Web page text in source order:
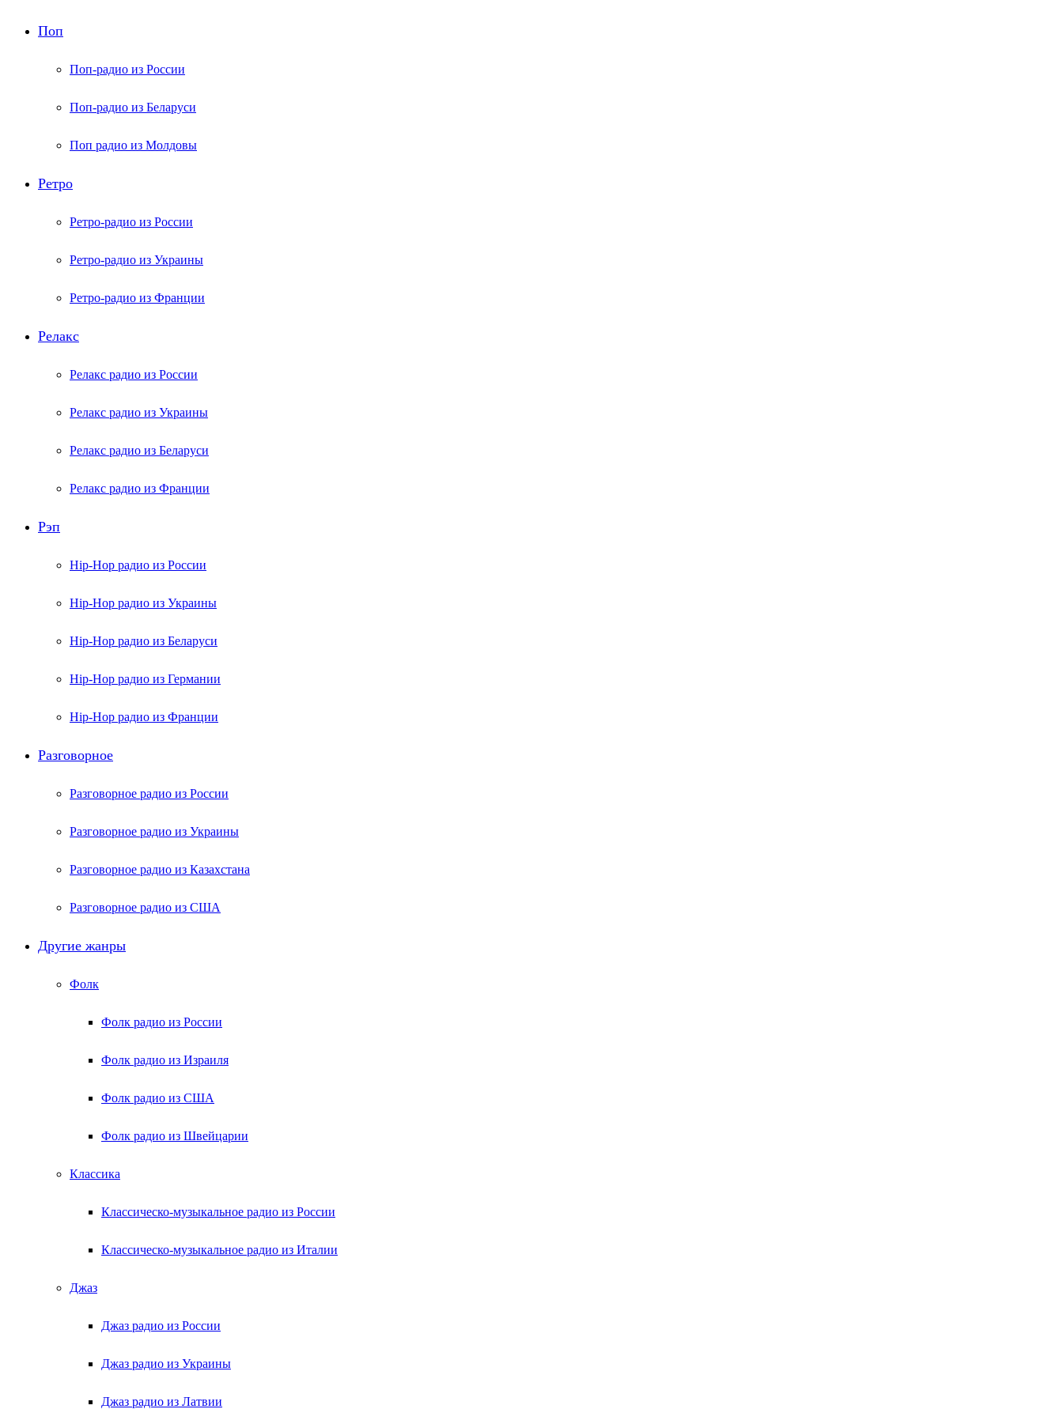
Поп
Поп-радио из России
Поп-радио из Беларуси
Поп радио из Молдовы
Ретро
Ретро-радио из России
Ретро-радио из Украины
Ретро-радио из Франции
Релакс
Релакс радио из России
Релакс радио из Украины
Релакс радио из Беларуси
Релакс радио из Франции
Рэп
Hip-Hop радио из России
Hip-Hop радио из Украины
Hip-Hop радио из Беларуси
Hip-Hop радио из Германии
Hip-Hop радио из Франции
Разговорное
Разговорное радио из России
Разговорное радио из Украины
Разговорное радио из Казахстана
Разговорное радио из США
Другие жанры
Фолк
Фолк радио из России
Фолк радио из Израиля
Фолк радио из США
Фолк радио из Швейцарии
Классика
Классическо-музыкальное радио из России
Классическо-музыкальное радио из Италии
Джаз
Джаз радио из России
Джаз радио из Украины
Джаз радио из Латвии